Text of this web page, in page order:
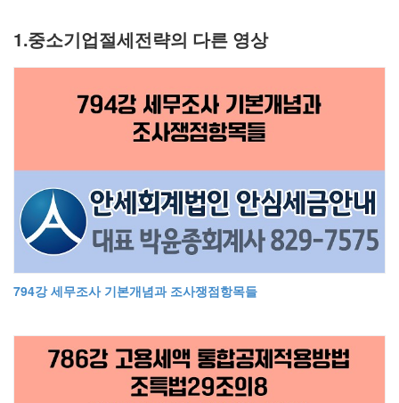
1.중소기업절세전략의 다른 영상
794강 세무조사 기본개념과 조사쟁점항목들